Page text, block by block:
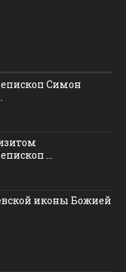
Симон
...
иконы Божией